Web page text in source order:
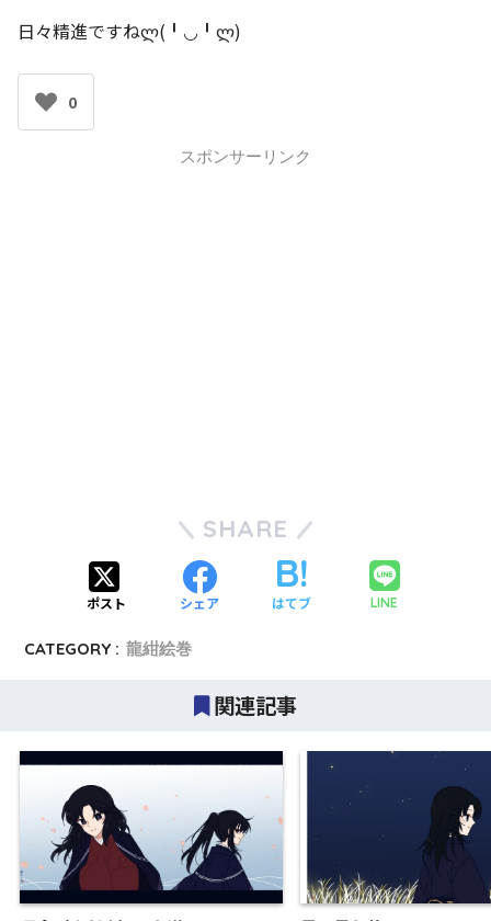
日々精進ですねლ(╹◡╹ლ)
0
スポンサーリンク
SHARE
ポスト シェア はてブ LINE
CATEGORY : 龍紺絵巻
関連記事